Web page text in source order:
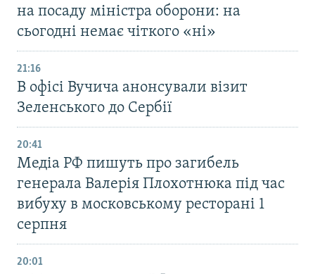
на посаду міністра оборони: на
сьогодні немає чіткого «ні»
21:16
В офісі Вучича анонсували візит
Зеленського до Сербії
20:41
Медіа РФ пишуть про загибель
генерала Валерія Плохотнюка під час
вибуху в московському ресторані 1
серпня
20:01